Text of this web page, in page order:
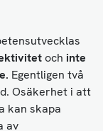
och inte
Egentligen två
Osäkerhet i att
kan skapa
av